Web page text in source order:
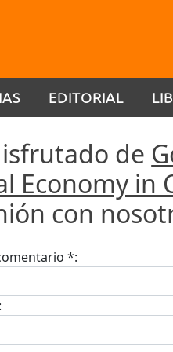
EDITORIAL
de
Economy in
con
*: